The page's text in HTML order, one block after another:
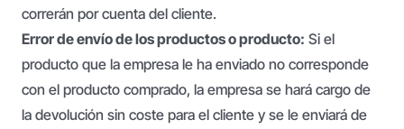
correrán por cuenta del cliente.
Error de envío de los productos o producto: Si el
producto que la empresa le ha enviado no corresponde
con el producto comprado, la empresa se hará cargo de
la devolución sin coste para el cliente y se le enviará de